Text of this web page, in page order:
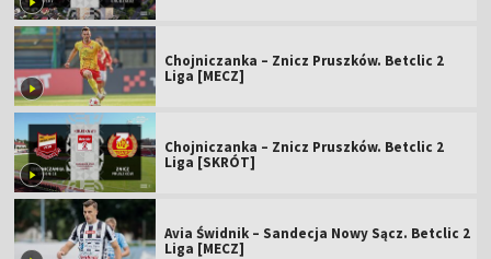
Chojniczanka – Znicz Pruszków. Betclic 2
Liga [MECZ]
Chojniczanka – Znicz Pruszków. Betclic 2
Liga [SKRÓT]
Avia Świdnik – Sandecja Nowy Sącz. Betclic 2
Liga [MECZ]